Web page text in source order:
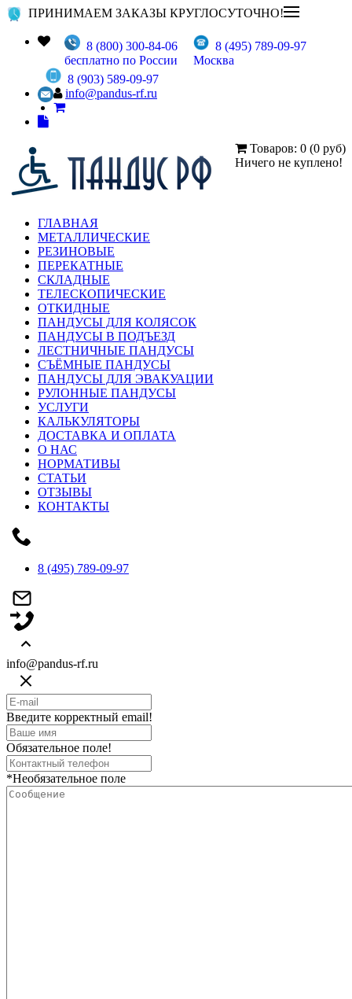
ПРИНИМАЕМ ЗАКАЗЫ КРУГЛОСУТОЧНО!
8 (800) 300-84-06
бесплатно по России
8 (495) 789-09-97
Москва
8 (903) 589-09-97
info@pandus-rf.ru
Товаров: 0 (0 руб)
Ничего не куплено!
ГЛАВНАЯ
МЕТАЛЛИЧЕСКИЕ
РЕЗИНОВЫЕ
ПЕРЕКАТНЫЕ
СКЛАДНЫЕ
ТЕЛЕСКОПИЧЕСКИЕ
ОТКИДНЫЕ
ПАНДУСЫ ДЛЯ КОЛЯСОК
ПАНДУСЫ В ПОДЪЕЗД
ЛЕСТНИЧНЫЕ ПАНДУСЫ
СЪЁМНЫЕ ПАНДУСЫ
ПАНДУСЫ ДЛЯ ЭВАКУАЦИИ
РУЛОННЫЕ ПАНДУСЫ
УСЛУГИ
КАЛЬКУЛЯТОРЫ
ДОСТАВКА И ОПЛАТА
О НАС
НОРМАТИВЫ
СТАТЬИ
ОТЗЫВЫ
КОНТАКТЫ
8 (495) 789-09-97
info@pandus-rf.ru
Введите корректный email!
Обязательное поле!
*Необязательное поле